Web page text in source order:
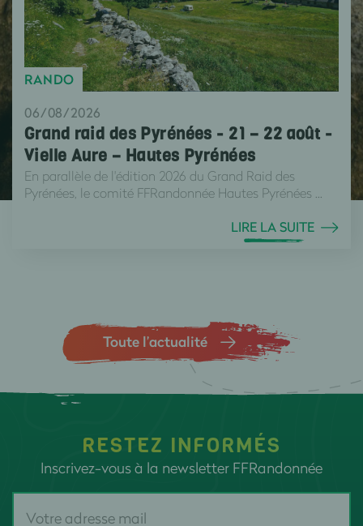
RANDO
06/08/2026
Grand raid des Pyrénées - 21 – 22 août -
Vielle Aure – Hautes Pyrénées
En parallèle de l'édition 2026 du Grand Raid des
Pyrénées, le comité FFRandonnée Hautes Pyrénées ...
LIRE LA SUITE
Toute l’actualité
RESTEZ INFORMÉS
Inscrivez-vous à la newsletter FFRandonnée